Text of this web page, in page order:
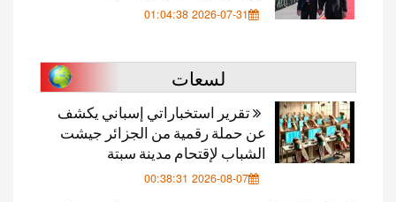
2026-07-31 01:04:38
لسعات
تقرير استخباراتي إسباني يكشف
عن حملة رقمية من الجزائر جيشت
الشباب لإقتحام مدينة سبتة
2026-08-07 00:38:31